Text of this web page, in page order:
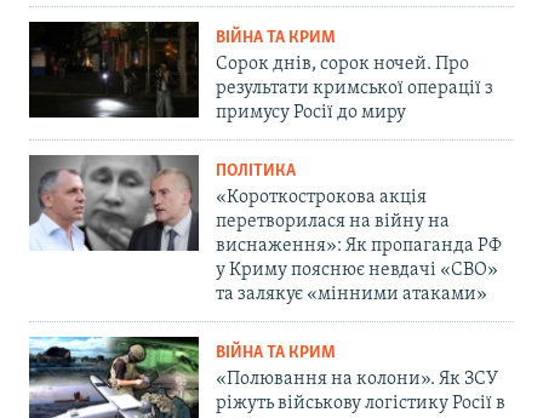
ВІЙНА ТА КРИМ
Сорок днів, сорок ночей. Про
результати кримської операції з
примусу Росії до миру
ПОЛІТИКА
«Короткострокова акція
перетворилася на війну на
виснаження»: Як пропаганда РФ
у Криму пояснює невдачі «СВО»
та залякує «мінними атаками»
ВІЙНА ТА КРИМ
«Полювання на колони». Як ЗСУ
ріжуть військову логістику Росії в